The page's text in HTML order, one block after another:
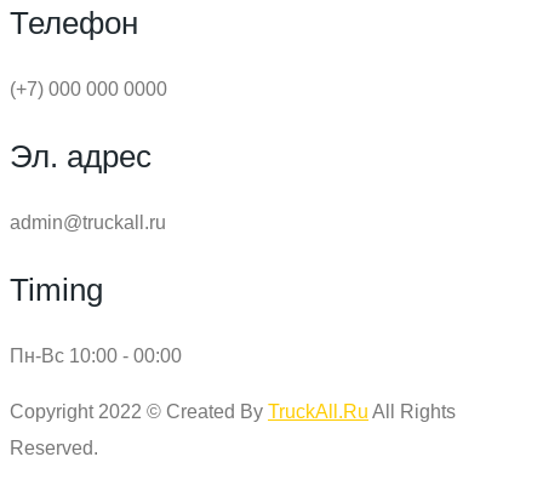
Телефон
(+7) 000 000 0000
Эл. адрес
admin@truckall.ru
Timing
Пн-Вс 10:00 - 00:00
Copyright 2022 © Created By TruckAll.Ru All Rights
Reserved.